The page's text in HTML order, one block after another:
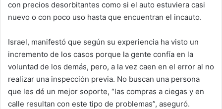
con precios desorbitantes como si el auto estuviera casi
nuevo o con poco uso hasta que encuentran el incauto.
Israel, manifestó que según su experiencia ha visto un
incremento de los casos porque la gente confía en la
voluntad de los demás, pero, a la vez caen en el error al no
realizar una inspección previa. No buscan una persona
que les dé un mejor soporte, “las compras a ciegas y en
calle resultan con este tipo de problemas”, aseguró.